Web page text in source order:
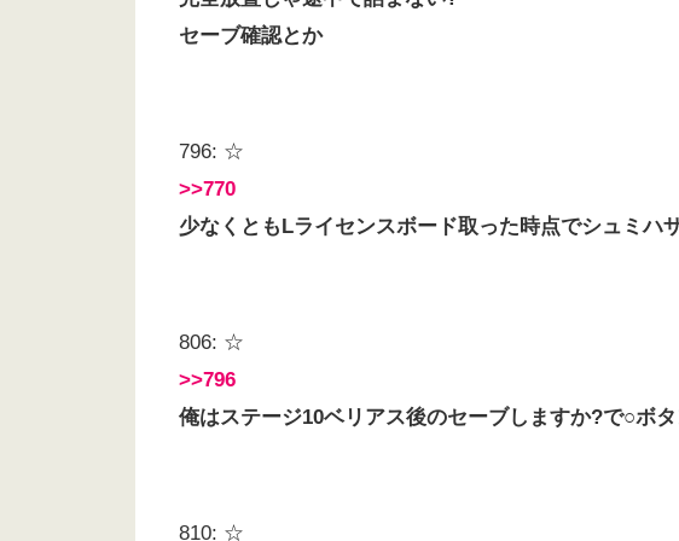
セーブ確認とか
796: ☆
>>770
少なくともLライセンスボード取った時点でシュミハ
806: ☆
>>796
俺はステージ10ベリアス後のセーブしますか?で○ボ
810: ☆